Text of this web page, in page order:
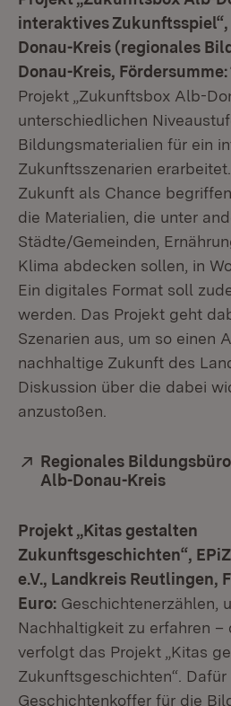
interaktives
Donau-Kreis (regionales
Donau-Kreis, Fördersumme:
Projekt „Zukunftsbox Alb-
unterschiedlichen
Bildungsmaterialien für ein
Zukunftsszenarien
Zukunft als Chance
die Materialien, die unter
Städte/Gemeinden,
Klima abdecken sollen, in
Ein digitales Format soll
werden. Das Projekt geht
Szenarien aus, um so einen
nachhaltige Zukunft des
Diskussion über die dabei
anzustoßen.
Extern:
Regionales
Alb-Donau-Kreis
Projekt „Kitas gestalten
Zukunftsgeschichten“,
e.V., Landkreis Reutlingen,
Euro: Geschichtenerzählen,
Nachhaltigkeit zu erfahren –
verfolgt das Projekt „Kitas
Zukunftsgeschichten“.
Geschichtenkoffer für die